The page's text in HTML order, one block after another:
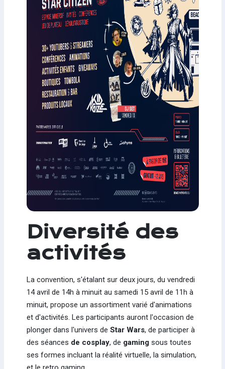
Diversité des
activités
La convention, s'étalant sur deux jours, du vendredi
14 avril de 14h à minuit au samedi 15 avril de 11h à
minuit, propose un assortiment varié d'animations
et d'activités. Les participants auront l'occasion de
plonger dans l'univers de Star Wars, de participer à
des séances de cosplay, de gamingsous toutes
ses formes incluant la réalité virtuelle, la simulation,